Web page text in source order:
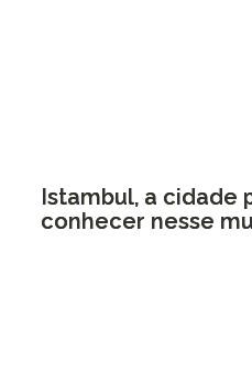
Istambul, a cidade
conhecer nesse